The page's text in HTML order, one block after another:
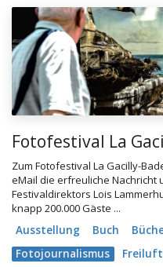
Fotofestival La
Zum Fotofestival La Gacilly-
eMail die erfreuliche Nachricht
Festivaldirektors Lois
knapp 200.000 Gäste ...
Ausstellung
Buch
Fotojournalismus